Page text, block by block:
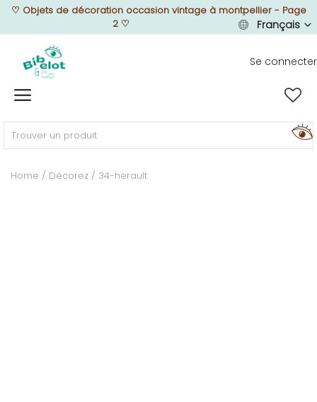
♡ Objets de décoration occasion vintage à montpellier - Page
2♡ Français
Se connecter
Home
MEUBLEZ
Home Décorez 34-herault